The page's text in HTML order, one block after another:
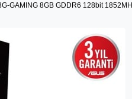
GAMING 8GB GDDR6 128bit